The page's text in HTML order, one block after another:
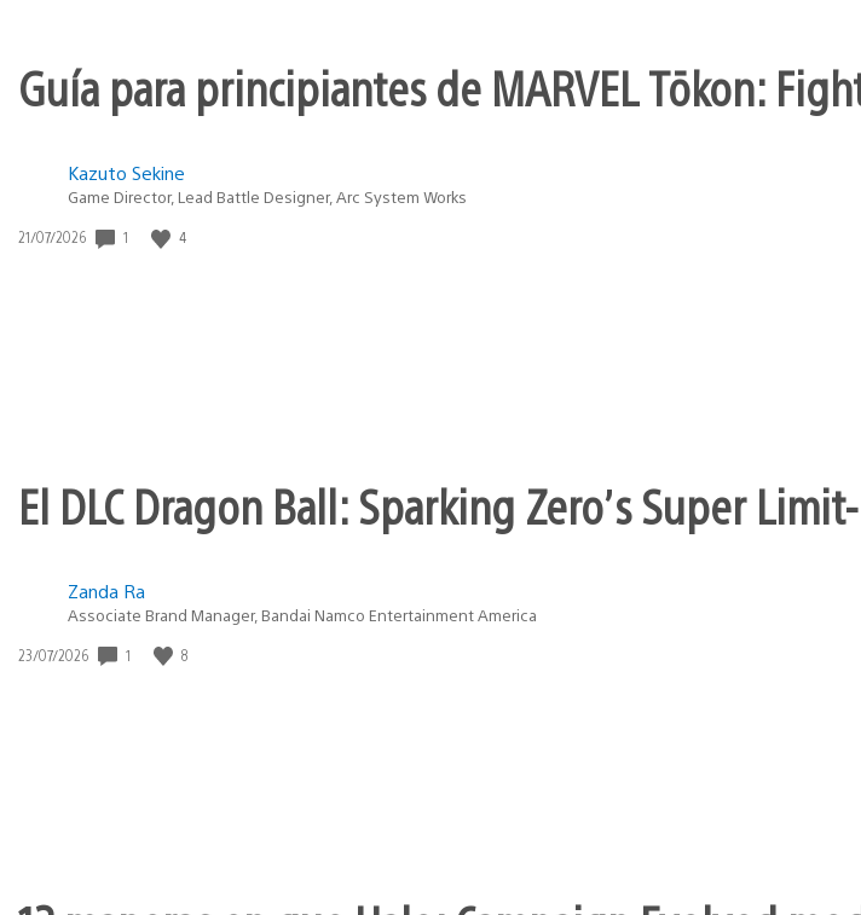
Guía para principiantes de MARVEL Tōkon:
Kazuto Sekine
Game Director, Lead Battle Designer, Arc System Works
Fecha
21/07/2026 1 4
El DLC Dragon Ball: Sparking Zero’s Super
Zanda Ra
Associate Brand Manager, Bandai Namco Entertainment America
Fecha
23/07/2026 1 8